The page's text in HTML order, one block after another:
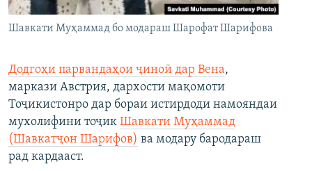
Шавкати Муҳаммад бо модараш Шарофат Шарифова
Додгоҳи парвандаҳои ҷиноӣ дар Вена,
маркази Австрия, дархости мақомоти
Тоҷикистонро дар бораи истирдоди намояндаи
мухолифини тоҷик Шавкати Муҳаммад
(Шавкатҷон Шарифов) ва модару бародараш
рад кардааст.